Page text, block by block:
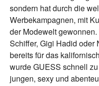
sondern hat durch die
Werbekampagnen, mit
der Modewelt
Schiffer, Gigi Hadid oder
bereits für das
wurde GUESS schnell
jungen, sexy und